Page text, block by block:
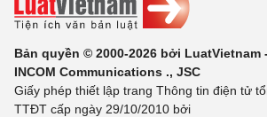
Bản quyền © 2000-2026 bởi LuatVietnam
INCOM Communications ., JSC
Giấy phép thiết lập trang Thông tin điện tử
TTĐT cấp ngày 29/10/2010 bởi